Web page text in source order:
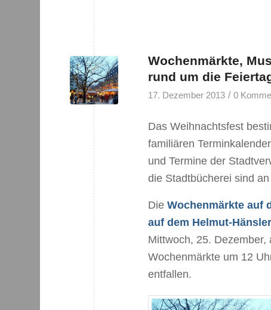
Wochenmärkte,
rund um die
17. Dezember 2013 / 0
Das Weihnachtsfest
familiären
und Termine der
die Stadtbücherei sind
DieWochenmärkte auf
auf dem Helmut-
Mittwoch, 25.
Wochenmärkte um 12
entfallen.